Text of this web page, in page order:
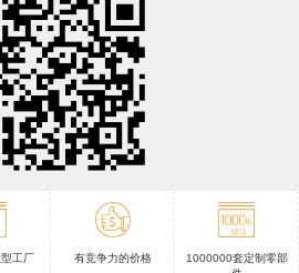
工厂 有竞争力的价格
1000000套定制零部